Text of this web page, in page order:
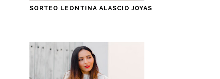
SORTEO LEONTINA ALASCIO JOYAS